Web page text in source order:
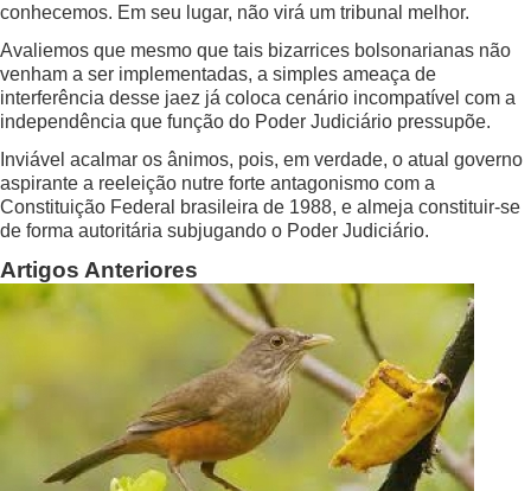
conhecemos. Em seu lugar, não virá um tribunal melhor.
Avaliemos que mesmo que tais bizarrices bolsonarianas não
venham a ser implementadas, a simples ameaça de
interferência desse jaez já coloca cenário incompatível com a
independência que função do Poder Judiciário pressupõe.
Inviável acalmar os ânimos, pois, em verdade, o atual governo
aspirante a reeleição nutre forte antagonismo com a
Constituição Federal brasileira de 1988, e almeja constituir-se
de forma autoritária subjugando o Poder Judiciário.
Artigos Anteriores